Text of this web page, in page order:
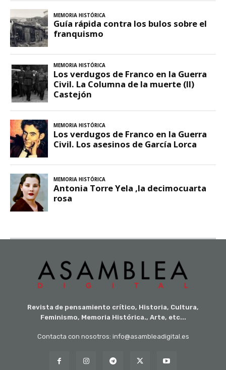
Revista de pensamiento crítico, Historia, Cultura,
Feminismo, Memoria Histórica., Arte, etc...
Contacta con nosotros: info@asambleadigital.es